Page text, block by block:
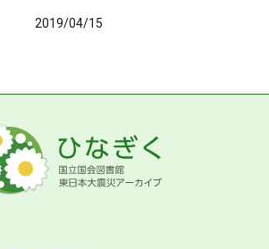
2019/04/15